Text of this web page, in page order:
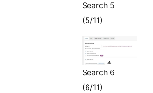
Search 5
(5/11)
Search 6
(6/11)